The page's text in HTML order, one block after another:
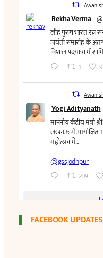
FACEBOOK UPDATES